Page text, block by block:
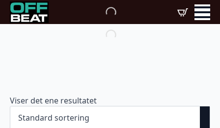
Viser det ene resultatet